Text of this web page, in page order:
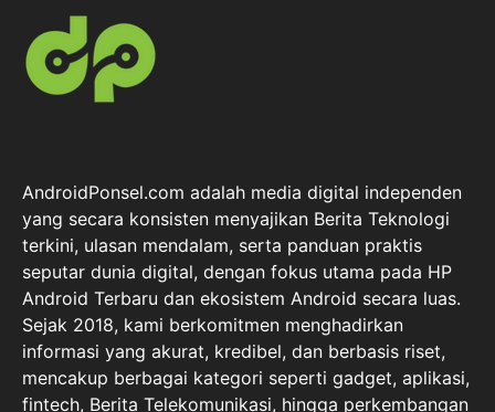
AndroidPonsel.com adalah media digital independen
yang secara konsisten menyajikan Berita Teknologi
terkini, ulasan mendalam, serta panduan praktis
seputar dunia digital, dengan fokus utama pada HP
Android Terbaru dan ekosistem Android secara luas.
Sejak 2018, kami berkomitmen menghadirkan
informasi yang akurat, kredibel, dan berbasis riset,
mencakup berbagai kategori seperti gadget, aplikasi,
fintech, Berita Telekomunikasi, hingga perkembangan